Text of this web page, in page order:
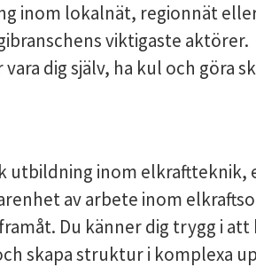
inom lokalnät, regionnät
viktigaste aktörer.
dig själv, ha kul och göra
utbildning inom
av arbete inom
Du känner dig trygg i att
skapa struktur i komplexa